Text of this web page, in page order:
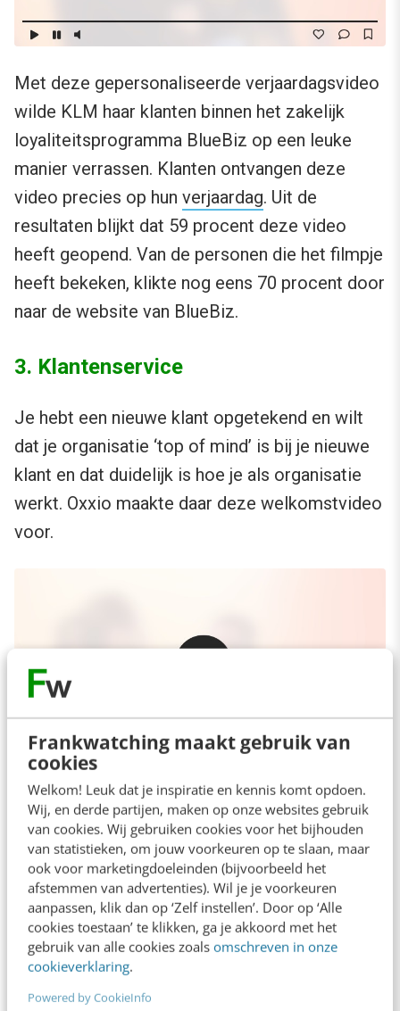
Frankwatching maakt gebruik van
cookies
Welkom! Leuk dat je inspiratie en kennis komt opdoen.
Wij, en derde partijen, maken op onze websites gebruik
van cookies. Wij gebruiken cookies voor het bijhouden
van statistieken, om jouw voorkeuren op te slaan, maar
ook voor marketingdoeleinden (bijvoorbeeld het
afstemmen van advertenties). Wil je je voorkeuren
aanpassen, klik dan op ‘Zelf instellen’. Door op ‘Alle
cookies toestaan’ te klikken, ga je akkoord met het
gebruik van alle cookies zoals omschreven in onze
cookieverklaring.
Powered by CookieInfo
Met deze gepersonaliseerde verjaardagsvideo
wilde KLM haar klanten binnen het zakelijk
loyaliteitsprogramma BlueBiz op een leuke
manier verrassen. Klanten ontvangen deze
video precies op hun verjaardag. Uit de
resultaten blijkt dat 59 procent deze video
heeft geopend. Van de personen die het filmpje
heeft bekeken, klikte nog eens 70 procent door
naar de website van BlueBiz.
3. Klantenservice
Je hebt een nieuwe klant opgetekend en wilt
dat je organisatie ‘top of mind’ is bij je nieuwe
klant en dat duidelijk is hoe je als organisatie
werkt. Oxxio maakte daar deze welkomstvideo
voor.
Nieuwe klanten van Oxxio ontvangen in de
ochtend na hun aanmelding deze
gepersonaliseerde welkomstvideo met daarin
onder andere de afgesproken tarieven per
maand. Daarnaast wordt er transparant over de
opbouw van deze tarieven gecommuniceerd.
Aan het einde van de video is er een call-to-